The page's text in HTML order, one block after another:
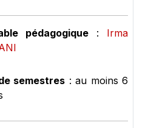
pédagogique : Irma
semestres : au moins 6